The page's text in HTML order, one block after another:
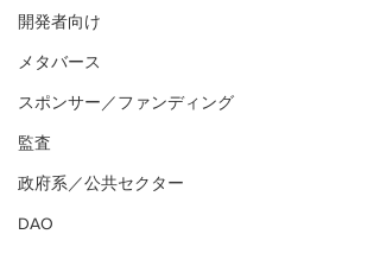
開発者向け
メタバース
スポンサー／ファンディング
監査
政府系／公共セクター
DAO